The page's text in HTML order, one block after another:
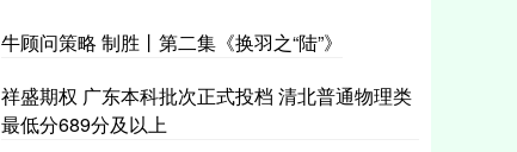
牛顾问策略 制胜丨第二集《换羽之“陆”》
祥盛期权 广东本科批次正式投档 清北普通物理类
最低分689分及以上